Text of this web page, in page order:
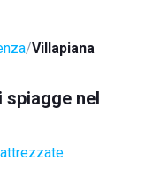
Villapiana
nel